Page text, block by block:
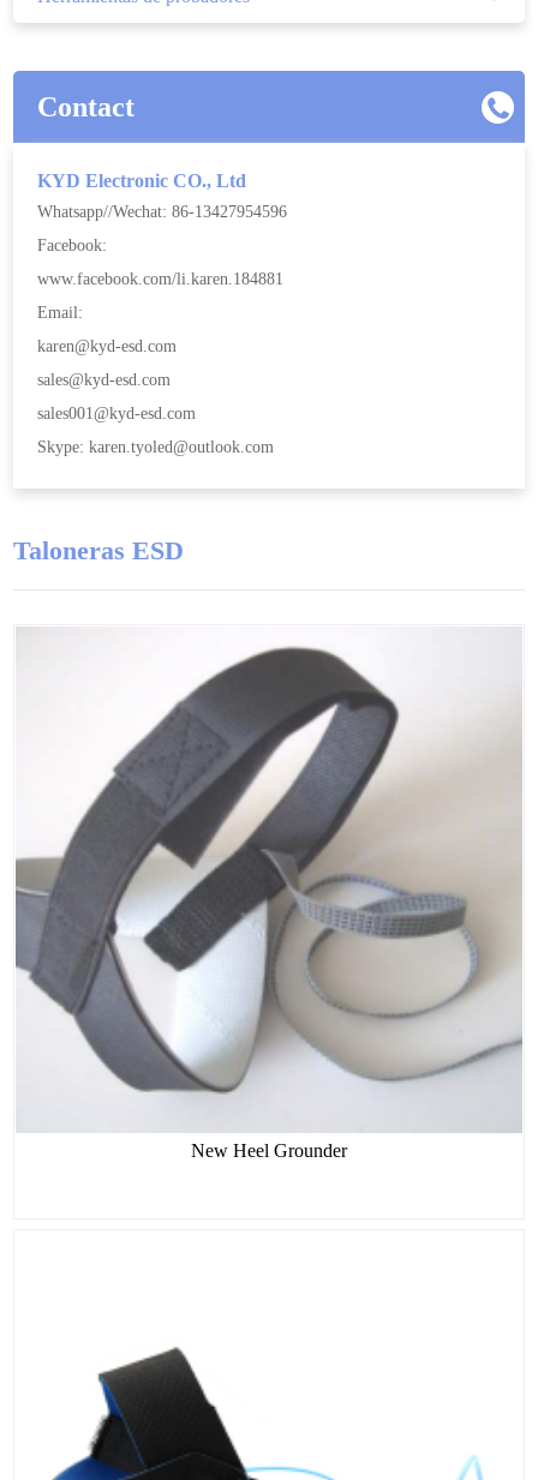
Contact
KYD Electronic CO., Ltd
Whatsapp//Wechat: 86-13427954596
Facebook:
www.facebook.com/li.karen.184881
Email:
karen@kyd-esd.com
sales@kyd-esd.com
sales001@kyd-esd.com
Skype: karen.tyoled@outlook.com
Taloneras ESD
New Heel Grounder